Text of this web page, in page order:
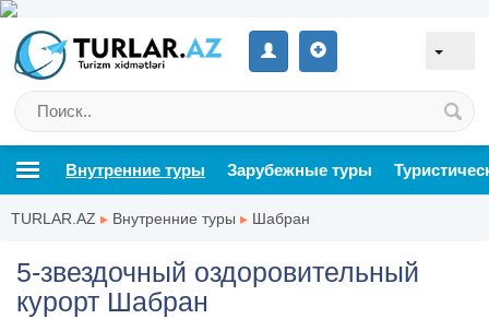
Внутренние туры Зарубежные туры
TURLAR.AZ ▸ Внутренние туры ▸ Шабран
5-звездочный оздоровительный
курорт Шабран